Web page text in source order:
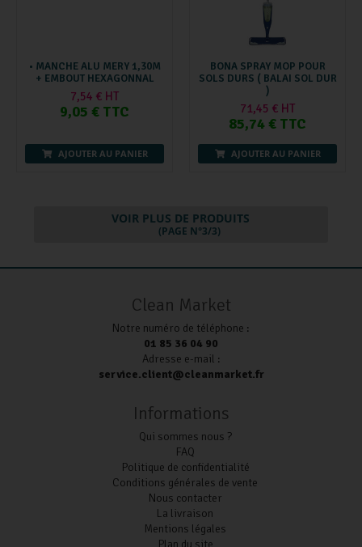
• MANCHE ALU MERY 1,30M
+ EMBOUT HEXAGONNAL
7,54 € HT
9,05 € TTC
AJOUTER AU PANIER
BONA SPRAY MOP POUR
SOLS DURS ( BALAI SOL DUR
)
71,45 € HT
85,74 € TTC
AJOUTER AU PANIER
VOIR PLUS DE PRODUITS
(PAGE N°3/3)
Clean Market
Notre numéro de téléphone :
01 85 36 04 90
Adresse e-mail :
service.client@cleanmarket.fr
Informations
Qui sommes nous ?
FAQ
Politique de confidentialité
Conditions générales de vente
Nous contacter
La livraison
Mentions légales
Plan du site